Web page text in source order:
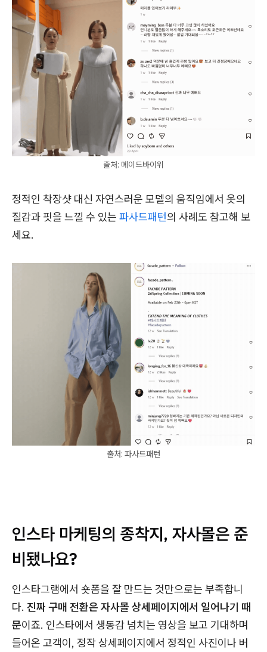
출처: 메이드바이위
정적인 착장샷 대신 자연스러운 모델의 움직임에서 옷의
질감과 핏을 느낄 수 있는 파사드패턴의 사례도 참고해 보
세요.
출처: 파사드패턴
인스타 마케팅의 종착지, 자사몰은 준
비됐나요?
인스타그램에서 숏폼을 잘 만드는 것만으로는 부족합니
다. 진짜 구매 전환은 자사몰 상세페이지에서 일어나기 때
문이죠. 인스타에서 생동감 넘치는 영상을 보고 기대하며
들어온 고객이, 정작 상세페이지에서 정적인 사진이나 버